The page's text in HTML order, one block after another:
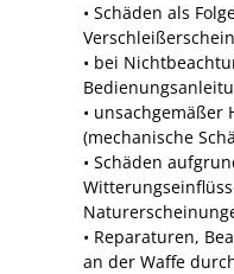
• Schäden als
• bei
• unsachgemäßer
(mechanische
• Schäden
• Reparaturen,
an der Waffe